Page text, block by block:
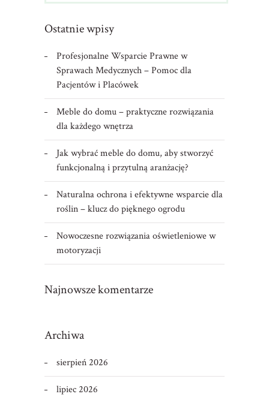
Ostatnie wpisy
Profesjonalne Wsparcie Prawne w
Sprawach Medycznych – Pomoc dla
Pacjentów i Placówek
Meble do domu – praktyczne rozwiązania
dla każdego wnętrza
Jak wybrać meble do domu, aby stworzyć
funkcjonalną i przytulną aranżację?
Naturalna ochrona i efektywne wsparcie dla
roślin – klucz do pięknego ogrodu
Nowoczesne rozwiązania oświetleniowe w
motoryzacji
Najnowsze komentarze
Archiwa
sierpień 2026
lipiec 2026